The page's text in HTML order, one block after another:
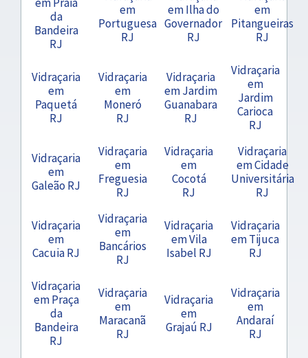
da
Bandeira
RJ
em
Portuguesa
RJ
em Ilha do
Governador
RJ
em
Pitangueiras
RJ
Vidraçaria
em
Paquetá
RJ
Vidraçaria
em
Moneró
RJ
Vidraçaria
em Jardim
Guanabara
RJ
Vidraçaria
em
Jardim
Carioca
RJ
Vidraçaria
em
Galeão RJ
Vidraçaria
em
Freguesia
RJ
Vidraçaria
em
Cocotá
RJ
Vidraçaria
em Cidade
Universitária
RJ
Vidraçaria
em
Cacuia RJ
Vidraçaria
em
Bancários
RJ
Vidraçaria
em Vila
Isabel RJ
Vidraçaria
em Tijuca
RJ
Vidraçaria
em Praça
da
Bandeira
RJ
Vidraçaria
em
Maracanã
RJ
Vidraçaria
em
Grajaú RJ
Vidraçaria
em
Andaraí
RJ